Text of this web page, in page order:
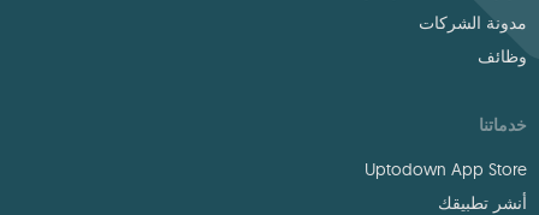
مدونة الشركات
وظائف
خدماتنا
Uptodown App Store
أنشر تطبيقك